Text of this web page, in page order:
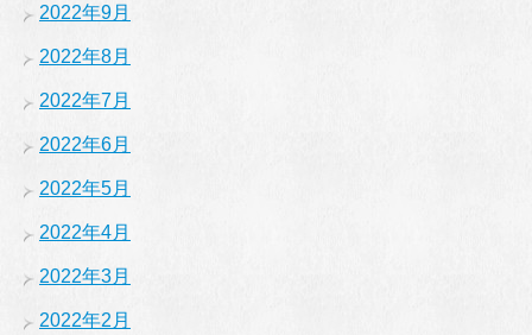
2022年9月
2022年8月
2022年7月
2022年6月
2022年5月
2022年4月
2022年3月
2022年2月